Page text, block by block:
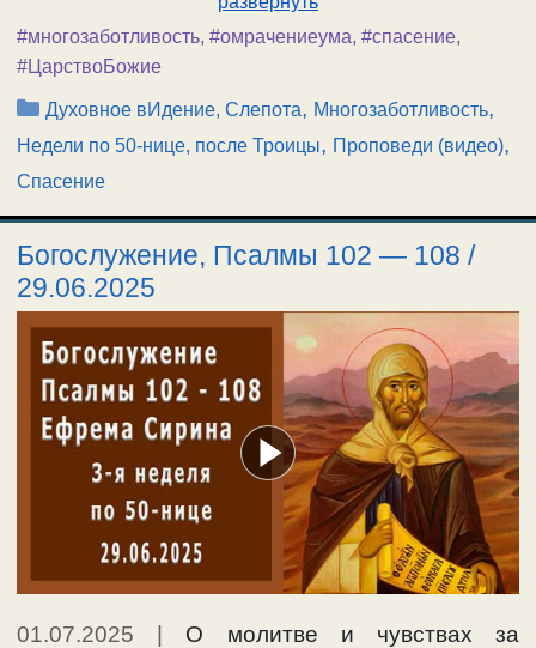
#многозаботливость, #омрачениеума, #спасение,
#ЦарствоБожие
Рубрики
Духовное вИдение, Слепота, Многозаботливость,
Недели по 50-нице, после Троицы, Проповеди (видео),
Спасение
Богослужение, Псалмы 102 — 108 /
29.06.2025
01.07.2025
О молитве и чувствах за